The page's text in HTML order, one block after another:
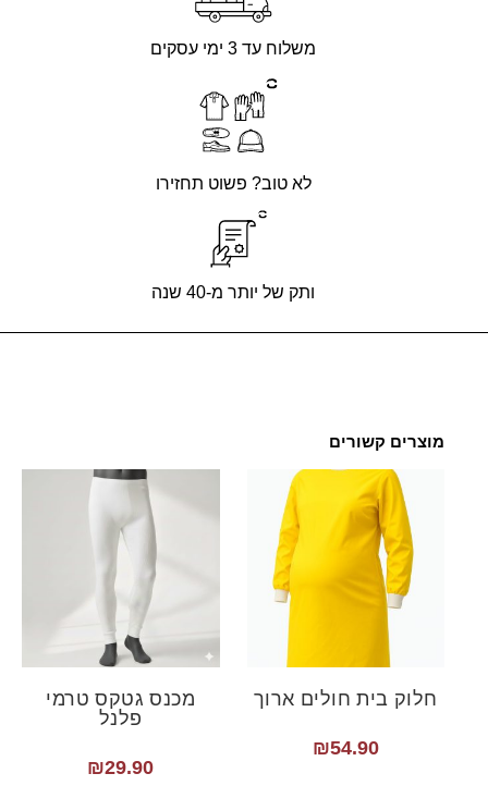
משלוח עד 3 ימי עסקים
לא טוב? פשוט תחזירו
ותק של יותר מ-40 שנה
מוצרים קשורים
חלוק בית חולים ארוך
₪54.90
מכנס גטקס טרמי
פלנל
₪29.90